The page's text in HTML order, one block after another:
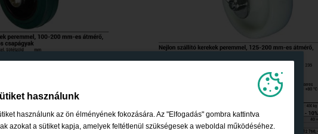
használunk
használunk az ön élményének fokozására. Az "Elfogadás" gombra kattintva
azokat a sütiket kapja, amelyek feltétlenül szükségesek a weboldal működéséhez.